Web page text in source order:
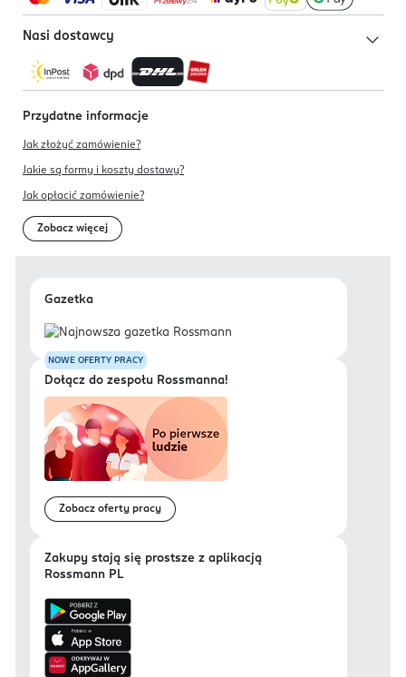
Nasi dostawcy
Przydatne informacje
Jak złożyć zamówienie?
Jakie są formy i koszty dostawy?
Jak opłacić zamówienie?
Zobacz więcej
Gazetka
NOWE OFERTY PRACY
Dołącz do zespołu Rossmanna!
Zobacz oferty pracy
Zakupy stają się prostsze z aplikacją
Rossmann PL